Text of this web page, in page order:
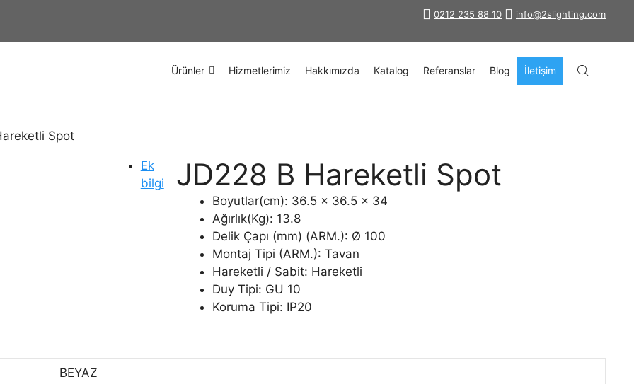
info@2slighting.com
0212 235 88 10
Ürünler Hizmetlerimiz Hakkımızda Katalog Referanslar Blog İletişim
Spot
JD228 B Hareketli Spot
Boyutlar(cm): 36.5 x 36.5 x 34
Ağırlık(Kg): 13.8
Delik Çapı (mm) (ARM.): Ø 100
Montaj Tipi (ARM.): Tavan
Hareketli / Sabit: Hareketli
Duy Tipi: GU 10
Koruma Tipi: IP20
Ek
bilgi
BEYAZ